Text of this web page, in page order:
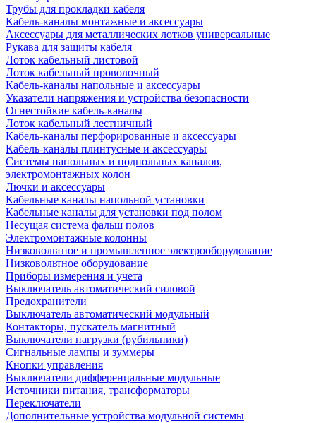
Трубы для прокладки кабеля
Кабель-каналы монтажные и аксессуары
Аксессуары для металлических лотков универсальные
Рукава для защиты кабеля
Лоток кабельный листовой
Лоток кабельный проволочный
Кабель-каналы напольные и аксессуары
Указатели напряжения и устройства безопасности
Огнестойкие кабель-каналы
Лоток кабельный лестничный
Кабель-каналы перфорированные и аксессуары
Кабель-каналы плинтусные и аксессуары
Системы напольных и подпольных каналов,
электромонтажных колон
Лючки и аксессуары
Кабельные каналы напольной установки
Кабельные каналы для установки под полом
Несущая система фальш полов
Электромонтажные колонны
Низковольтное и промышленное электрооборудование
Низковольтное оборудование
Приборы измерения и учета
Выключатель автоматический силовой
Предохранители
Выключатель автоматический модульный
Контакторы, пускатель магнитный
Выключатели нагрузки (рубильники)
Сигнальные лампы и зуммеры
Кнопки управления
Выключатели дифференцальные модульные
Источники питания, трансформаторы
Переключатели
Дополнительные устройства модульной системы